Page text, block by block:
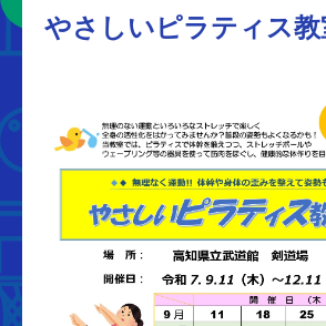
やさしいピラティス教